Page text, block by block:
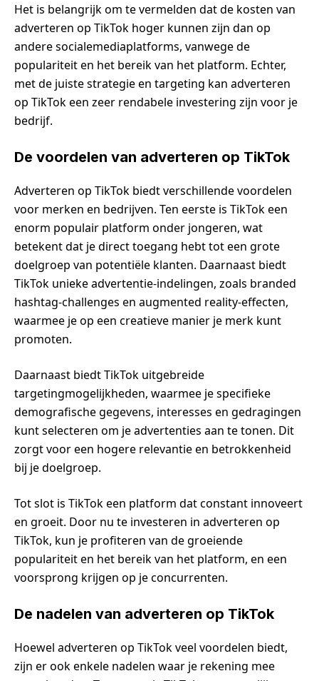
Het is belangrijk om te vermelden dat de kosten van
adverteren op TikTok hoger kunnen zijn dan op
andere socialemediaplatforms, vanwege de
populariteit en het bereik van het platform. Echter,
met de juiste strategie en targeting kan adverteren
op TikTok een zeer rendabele investering zijn voor je
bedrijf.
De voordelen van adverteren op TikTok
Adverteren op TikTok biedt verschillende voordelen
voor merken en bedrijven. Ten eerste is TikTok een
enorm populair platform onder jongeren, wat
betekent dat je direct toegang hebt tot een grote
doelgroep van potentiële klanten. Daarnaast biedt
TikTok unieke advertentie-indelingen, zoals branded
hashtag-challenges en augmented reality-effecten,
waarmee je op een creatieve manier je merk kunt
promoten.
Daarnaast biedt TikTok uitgebreide
targetingmogelijkheden, waarmee je specifieke
demografische gegevens, interesses en gedragingen
kunt selecteren om je advertenties aan te tonen. Dit
zorgt voor een hogere relevantie en betrokkenheid
bij je doelgroep.
Tot slot is TikTok een platform dat constant innoveert
en groeit. Door nu te investeren in adverteren op
TikTok, kun je profiteren van de groeiende
populariteit en het bereik van het platform, en een
voorsprong krijgen op je concurrenten.
De nadelen van adverteren op TikTok
Hoewel adverteren op TikTok veel voordelen biedt,
zijn er ook enkele nadelen waar je rekening mee